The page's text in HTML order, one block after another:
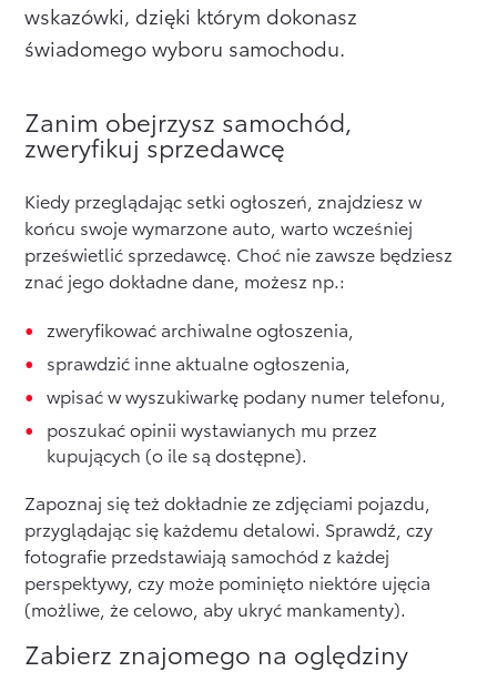
wskazówki, dzięki którym dokonasz
świadomego wyboru samochodu.
Zanim obejrzysz samochód,
zweryfikuj sprzedawcę
Kiedy przeglądając setki ogłoszeń, znajdziesz w
końcu swoje wymarzone auto, warto wcześniej
prześwietlić sprzedawcę. Choć nie zawsze będziesz
znać jego dokładne dane, możesz np.:
zweryfikować archiwalne ogłoszenia,
sprawdzić inne aktualne ogłoszenia,
wpisać w wyszukiwarkę podany numer telefonu,
poszukać opinii wystawianych mu przez
kupujących (o ile są dostępne).
Zapoznaj się też dokładnie ze zdjęciami pojazdu,
przyglądając się każdemu detalowi. Sprawdź, czy
fotografie przedstawiają samochód z każdej
perspektywy, czy może pominięto niektóre ujęcia
(możliwe, że celowo, aby ukryć mankamenty).
Zabierz znajomego na oględziny